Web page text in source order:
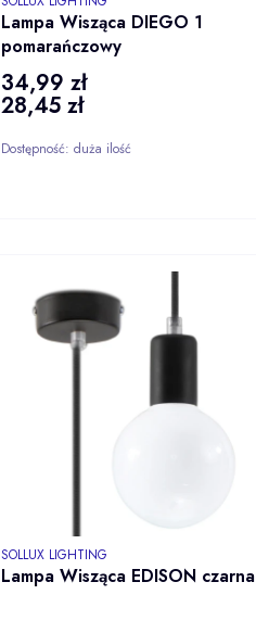
Lampa Wisząca DIEGO 1
pomarańczowy
Cena
34,99 zł
Cena
28,45 zł
Dostępność: duża ilość
Lampa Wisząca EDISON czarna
PRODUCENT
SOLLUX LIGHTING